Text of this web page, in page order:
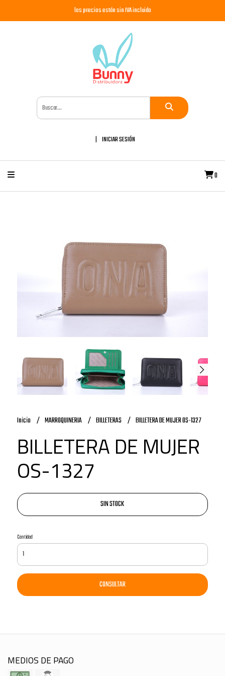
los precios están sin IVA incluido
INICIAR SESIÓN
0
Inicio MARROQUINERIA BILLETERAS BILLETERA DE MUJER OS-1327
BILLETERA DE MUJER
OS-1327
SIN STOCK
Cantidad
CONSULTAR
MEDIOS DE PAGO